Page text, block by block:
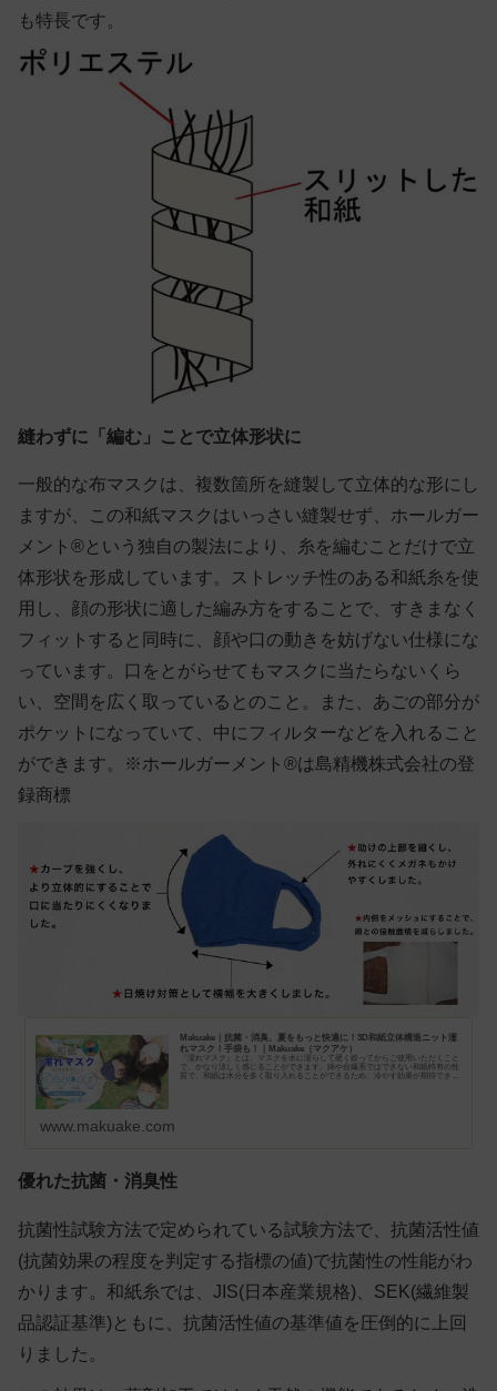
も特長です。
縫わずに「編む」ことで立体形状に
一般的な布マスクは、複数箇所を縫製して立体的な形にし
ますが、この和紙マスクはいっさい縫製せず、ホールガー
メント®という独自の製法により、糸を編むことだけで立
体形状を形成しています。ストレッチ性のある和紙糸を使
用し、顔の形状に適した編み方をすることで、すきまなく
フィットすると同時に、顔や口の動きを妨げない仕様にな
っています。口をとがらせてもマスクに当たらないくら
い、空間を広く取っているとのこと。また、あごの部分が
ポケットになっていて、中にフィルターなどを入れること
ができます。
※ホールガーメント®は島精機株式会社の登
録商標
Makuake｜抗菌・消臭、夏をもっと快適に！3D和紙立体構造ニット濡
れマスク！手袋も！｜Makuake（マクアケ）
『濡れマスク』とは、マスクを水に濡らして硬く絞ってからご使用いただくこと
で、かなり涼しく感じることができます。綿や合繊系ではできない和紙特有の性
質で、和紙は水分を多く取り入れることができるため、冷やす効果が期待できま
www.makuake.com
優れた抗菌・消臭性
抗菌性試験方法で定められている試験方法で、抗菌活性値
(抗菌効果の程度を判定する指標の値)で抗菌性の性能がわ
かります。和紙糸では、JIS(日本産業規格)、SEK(繊維製
品認証基準)ともに、抗菌活性値の基準値を圧倒的に上回
りました。